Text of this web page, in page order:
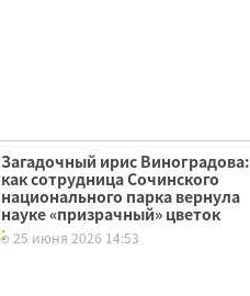
Загадочный ирис Виноградова:
как сотрудница Сочинского
национального парка вернула
науке «призрачный» цветок
25 июня 2026 14:53